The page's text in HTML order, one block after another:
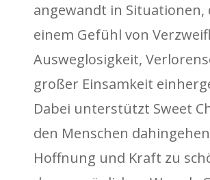
angewandt in Situationen,
einem Gefühl von
Ausweglosigkeit,
großer Einsamkeit
Dabei unterstützt Sweet
den Menschen
Hoffnung und Kraft zu